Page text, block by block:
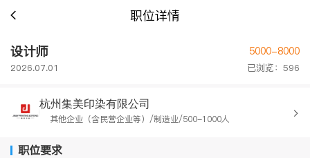
职位详情
设计师 5000-8000
2026.07.01 已浏览：596
杭州集美印染有限公司
其他企业（含民营企业等）/制造业/500-1000人
职位要求